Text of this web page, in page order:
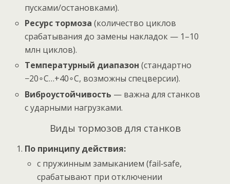
пусками/остановками).
Ресурс тормоза (количество циклов
срабатывания до замены накладок — 1–10
млн циклов).
Температурный диапазон (стандартно
−20∘C…+40∘C, возможны спецверсии).
Виброустойчивость — важна для станков
с ударными нагрузками.
Виды тормозов для станков
По принципу действия:
с пружинным замыканием (fail‑safe,
срабатывают при отключении